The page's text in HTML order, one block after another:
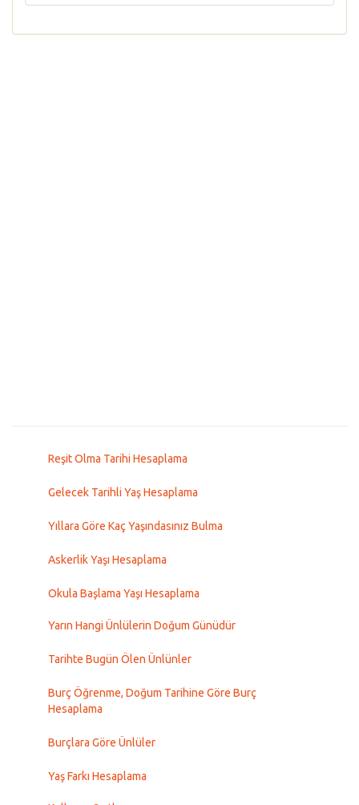
Reşit Olma Tarihi Hesaplama
Gelecek Tarihli Yaş Hesaplama
Yıllara Göre Kaç Yaşındasınız Bulma
Askerlik Yaşı Hesaplama
Okula Başlama Yaşı Hesaplama
Yarın Hangi Ünlülerin Doğum Günüdür
Tarihte Bugün Ölen Ünlünler
Burç Öğrenme, Doğum Tarihine Göre Burç
Hesaplama
Burçlara Göre Ünlüler
Yaş Farkı Hesaplama